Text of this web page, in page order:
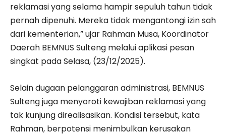
reklamasi yang selama hampir sepuluh tahun tidak
pernah dipenuhi. Mereka tidak mengantongi izin sah
dari kementerian,” ujar Rahman Musa, Koordinator
Daerah BEMNUS Sulteng melalui aplikasi pesan
singkat pada Selasa, (23/12/2025).
Selain dugaan pelanggaran administrasi, BEMNUS
Sulteng juga menyoroti kewajiban reklamasi yang
tak kunjung direalisasikan. Kondisi tersebut, kata
Rahman, berpotensi menimbulkan kerusakan